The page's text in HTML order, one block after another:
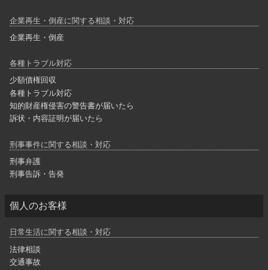
企業再生・倒産に関する相談・対応
企業再生・倒産
各種トラブル対応
少額債権回収
各種トラブル対応
知的財産権侵害の警告書が届いたら
訴状・内容証明が届いたら
刑事事件に関する相談・対応
刑事弁護
刑事告訴・告発
個人のお客様
日常生活に関する相談・対応
法律相談
交通事故